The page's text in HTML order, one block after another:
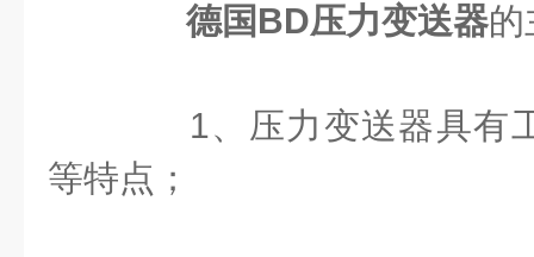
德国BD压力变送器
1、压力变送器具有
等特点；